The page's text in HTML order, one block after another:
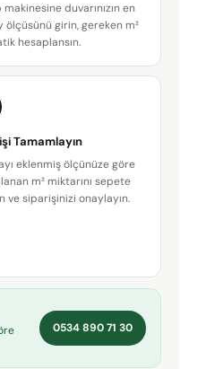
makinesine duvarınızın en
ölçüsünü girin, gereken m²
hesaplansın.
Tamamlayın
eklenmiş ölçünüze göre
m² miktarını sepete
ve siparişinizi onaylayın.
0534 890 71 30
KOPYALA